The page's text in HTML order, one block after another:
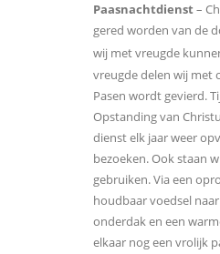
Paasnachtdienst –
gered worden van de
wij met vreugde
vreugde delen wij met
Pasen wordt gevierd.
Opstanding van
dienst elk jaar weer
bezoeken. Ook staan
gebruiken. Via een
houdbaar voedsel
onderdak en een
elkaar nog een vrolijk